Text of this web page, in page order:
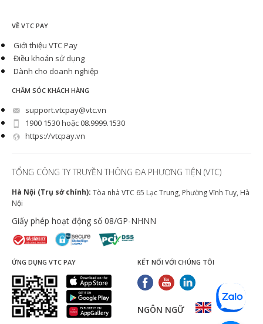
VỀ VTC PAY
Giới thiệu VTC Pay
Điều khoản sử dụng
Dành cho doanh nghiệp
CHĂM SÓC KHÁCH HÀNG
support.vtcpay@vtc.vn
1900 1530 hoặc 08.9999.1530
https://vtcpay.vn
TỔNG CÔNG TY TRUYỀN THÔNG ĐA PHƯƠNG TIỆN (VTC)
Hà Nội (Trụ sở chính): Tòa nhà VTC 65 Lạc Trung, Phường Vĩnh Tuy, Hà
Nội
Giấy phép hoạt động số 08/GP-NHNN
ỨNG DỤNG VTC PAY KẾT NỐI VỚI CHÚNG TÔI
NGÔN NGỮ